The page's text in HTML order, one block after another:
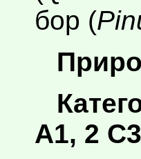
бор (
A1, 2